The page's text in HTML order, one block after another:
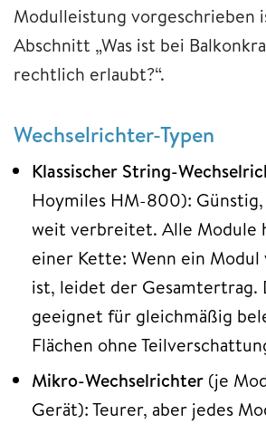
Modulleistung vorgeschrieben
Abschnitt „Was ist bei
rechtlich erlaubt?“.
Wechselrichter-Typen
Klassischer String-
Hoymiles HM-800):
weit verbreitet. Alle Module
einer Kette: Wenn ein
ist, leidet der Gesamtertrag.
geeignet für gleichmäßig
Flächen ohne
Mikro-Wechselrichter (je
Gerät): Teurer, aber jedes